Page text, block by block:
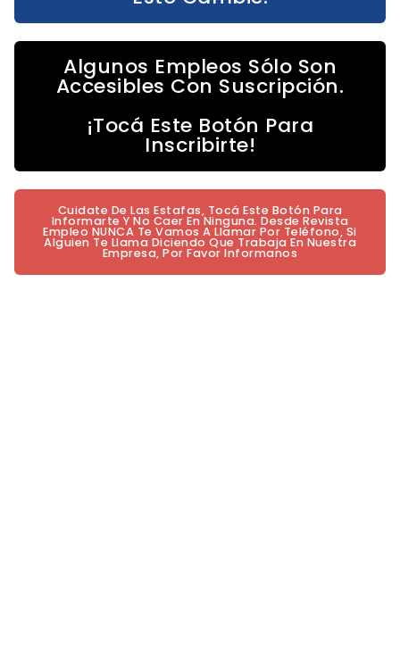
Algunos Empleos Sólo Son
Accesibles Con Suscripción.
¡Tocá Este Botón Para
Inscribirte!
Cuidate De Las Estafas, Tocá Este Botón Para
Informarte Y No Caer En Ninguna. Desde Revista
Empleo NUNCA Te Vamos A Llamar Por Teléfono, Si
Alguien Te Llama Diciendo Que Trabaja En Nuestra
Empresa, Por Favor Informanos